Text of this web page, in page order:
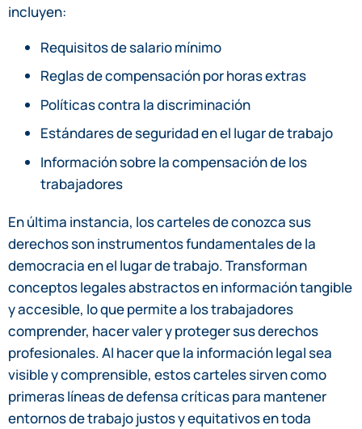
incluyen:
Requisitos de salario mínimo
Reglas de compensación por horas extras
Políticas contra la discriminación
Estándares de seguridad en el lugar de trabajo
Información sobre la compensación de los
trabajadores
En última instancia, los carteles de conozca sus
derechos son instrumentos fundamentales de la
democracia en el lugar de trabajo. Transforman
conceptos legales abstractos en información tangible
y accesible, lo que permite a los trabajadores
comprender, hacer valer y proteger sus derechos
profesionales. Al hacer que la información legal sea
visible y comprensible, estos carteles sirven como
primeras líneas de defensa críticas para mantener
entornos de trabajo justos y equitativos en toda